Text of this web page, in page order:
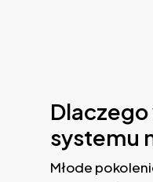
systemu
Młode